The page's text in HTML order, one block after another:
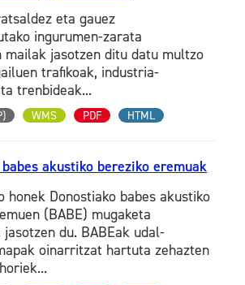
eta gauez
ingurumen-zarata
mailak jasotzen ditu datu multzo
trafikoak, industria-
trenbideak...
WMS PDF HTML
akustiko bereziko eremuak
honek Donostiako babes akustiko
(BABE) mugaketa
jasotzen du. BABEak udal-
oinarritzat hartuta zehazten